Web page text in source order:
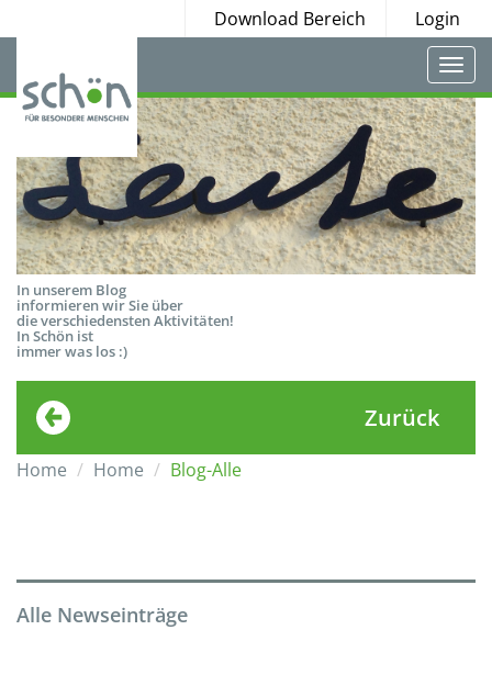
Download Bereich Login
In unserem Blog
informieren wir Sie über
die verschiedensten Aktivitäten!
In Schön ist
immer was los :)
Zurück
Home Home Blog-Alle
Alle Newseinträge